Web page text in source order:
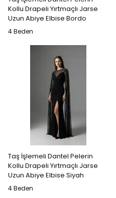
Kollu Drapeli Yırtmaçlı Jarse
Uzun Abiye Elbise Bordo
4 Beden
Taş İşlemeli Dantel Pelerin
Kollu Drapeli Yırtmaçlı Jarse
Uzun Abiye Elbise Siyah
4 Beden